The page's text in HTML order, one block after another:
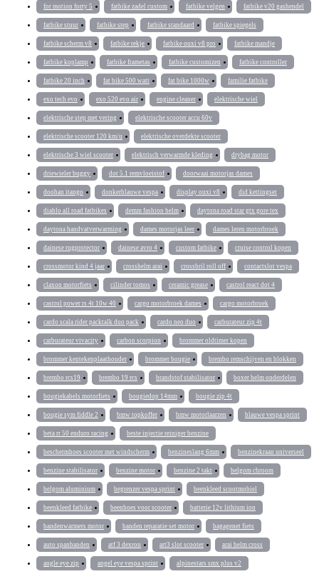
for motion forty 5 fatbike zadel custom fatbike velgen fatbike v20 gashendel
fatbike stuur fatbike step fatbike standaard fatbike spiegels
fatbike scherm v8 fatbike rekje fatbike ouxi v8 pro fatbike mandje
fatbike koplamp fatbike frametas fatbike customizen fatbike controller
fatbike 20 inch fat bike 500 watt fat bike 1000w familie fatbike
exo tech evo exo 520 evo air engine cleaner elektrische wiel
elektrische step met vering elektrische scooter accu 60v
elektrische scooter 120 km/u elektrische overdekte scooter
elektrische 3 wiel scooter elektrisch verwarmde kleding drybag motor
driewieler buggy dot 5.1 remvloeistof doorwaai motorjas dames
doohan itango donkerblauwe vespa display ouxi v8 did kettingset
diablo all road fatbikes demm fashion helm daytona road star gtx gore tex
daytona handvatverwarming dames motorjas leer dames leren motorbroek
dainese rugprotector dainese avro 4 custom fatbike cruise control kopen
crossmotor kind 4 jaar crosshelm arai crossbril roll off contactslot vespa
claxon motorfiets cilinder tomos ceramic grease castrol react dot 4
castrol power rs 4t 10w 40 cargo motorbroek dames cargo motorbroek
cardo scala rider packtalk duo pack cardo neo duo carburateur zip 4t
carburateur vivacity carbon scorpion brommer oldtimer kopen
brommer kentekenplaathouder brommer bougie brembo remschijven en blokken
brembo rcs19 brembo 19 rcs brandstof stabilisator boxer helm onderdelen
bougiekabels motorfiets bougiedop 14mm bougie zip 4t
bougie sym fiddle 2 bmw topkoffer bmw motorlaarzen blauwe vespa sprint
beta rr 50 enduro racing beste injectie reiniger benzine
beschermhoes scooter met windscherm benzineslang 6mm benzinekraan universeel
benzine stabilisator benzine motor benzine 2 takt belgom chroom
belgom aluminium begrenzer vespa sprint beenkleed scootmobiel
beenkleed fatbike beenhoes voor scooter batterie 12v lithium ion
bandenwarmers motor banden reparatie set motor bagagenet fiets
auto spanbanden atf 3 dexron art3 slot scooter arai helm cross
angle eye zip angel eye vespa sprint alpinestars smx plus v2